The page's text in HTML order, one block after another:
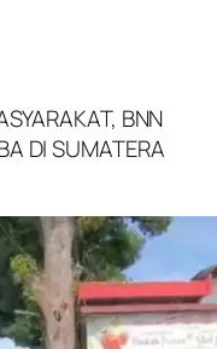
BNN
DI SUMATERA